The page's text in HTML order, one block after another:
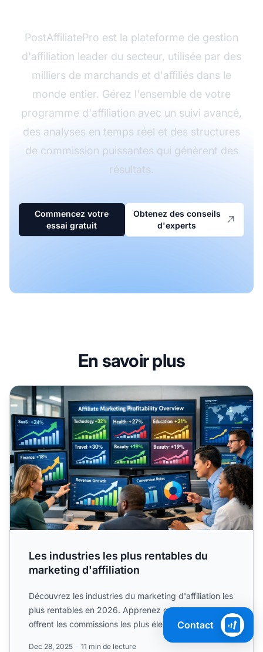
PostAffiliatePro est la plateforme de gestion
d'affiliation leader du secteur, utilisée par des
milliers de marchands et d'affiliés dans le
monde entier. Gérez l'ensemble de votre
programme d'affiliation avec un suivi avancé,
des analyses en temps réel et des structures
de commission puissantes qui génèrent des
résultats.
Commencez votre
essai gratuit
Obtenez des conseils
d'experts
En savoir plus
Les industries les plus rentables du marketing d'affiliation
Les industries les plus rentables du
marketing d'affiliation
Découvrez les industries du marketing d'affiliation les
plus rentables en 2026. Apprenez quels secteurs
offrent les commissions les plus élevées.
Dec 28, 2025 11 min de lecture
Contact